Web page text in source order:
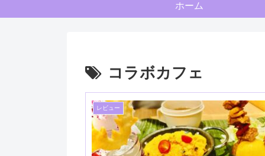
ホーム
コラボカフェ
レビュー